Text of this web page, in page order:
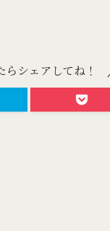
らシェアしてね！